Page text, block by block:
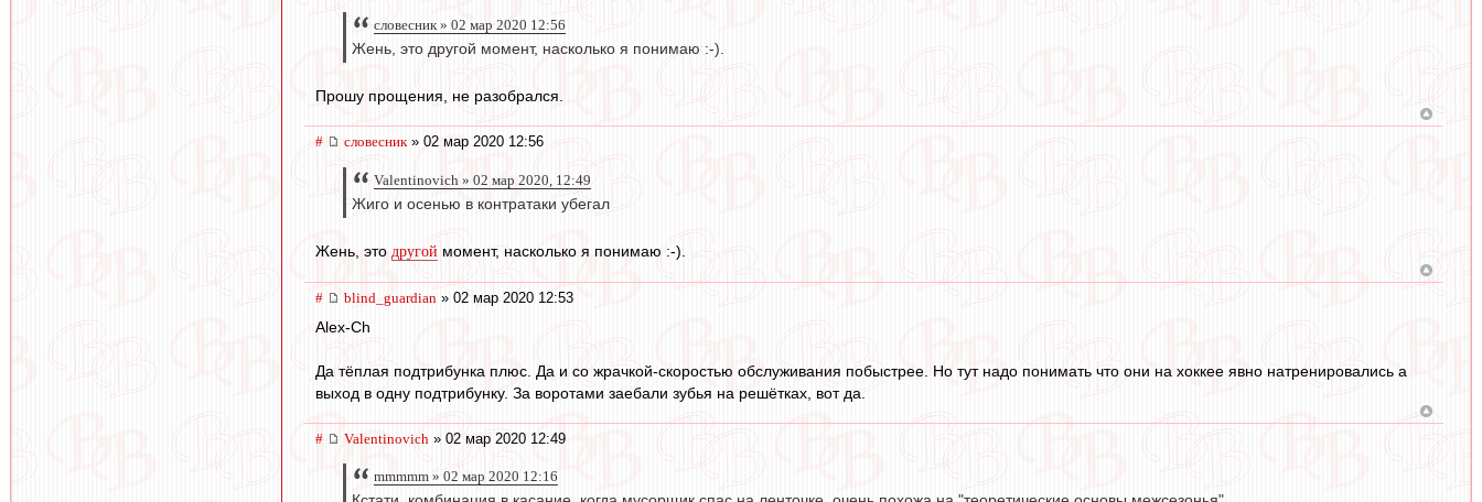
словесник » 02 мар 2020 12:56
Жень, это другой момент, насколько я понимаю :-).
Прошу прощения, не разобрался.
# словесник» 02 мар 2020 12:56
Valentinovich » 02 мар 2020, 12:49
Жиго и осенью в контратаки убегал
Жень, это другой момент, насколько я понимаю :-).
# blind_guardian » 02 мар 2020 12:53
Alex-Ch
Да тёплая подтрибунка плюс. Да и со жрачкой-скоростью обслуживания побыстрее. Но тут надо понимать что они на хоккее явно натренировались а
выход в одну подтрибунку. За воротами заебали зубья на решётках, вот да.
# Valentinovich » 02 мар 2020 12:49
mmmmm » 02 мар 2020 12:16